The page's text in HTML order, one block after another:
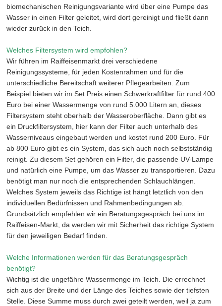
biomechanischen Reinigungsvariante wird über eine Pumpe das
Wasser in einen Filter geleitet, wird dort gereinigt und fließt dann
wieder zurück in den Teich.
Welches Filtersystem wird empfohlen?
Wir führen im Raiffeisenmarkt drei verschiedene
Reinigungssysteme, für jeden Kostenrahmen und für die
unterschiedliche Bereitschaft weiterer Pflegearbeiten. Zum
Beispiel bieten wir im Set Preis einen Schwerkraftfilter für rund 400
Euro bei einer Wassermenge von rund 5.000 Litern an, dieses
Filtersystem steht oberhalb der Wasseroberfläche. Dann gibt es
ein Druckfiltersystem, hier kann der Filter auch unterhalb des
Wasserniveaus eingebaut werden und kostet rund 200 Euro. Für
ab 800 Euro gibt es ein System, das sich auch noch selbstständig
reinigt. Zu diesem Set gehören ein Filter, die passende UV-Lampe
und natürlich eine Pumpe, um das Wasser zu transportieren. Dazu
benötigt man nur noch die entsprechenden Schlauchlängen.
Welches System jeweils das Richtige ist hängt letztlich von den
individuellen Bedürfnissen und Rahmenbedingungen ab.
Grundsätzlich empfehlen wir ein Beratungsgespräch bei uns im
Raiffeisen-Markt, da werden wir mit Sicherheit das richtige System
für den jeweiligen Bedarf finden.
Welche Informationen werden für das Beratungsgespräch
benötigt?
Wichtig ist die ungefähre Wassermenge im Teich. Die errechnet
sich aus der Breite und der Länge des Teiches sowie der tiefsten
Stelle. Diese Summe muss durch zwei geteilt werden, weil ja zum